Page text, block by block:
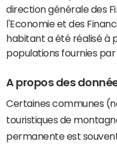
direction générale des
l'Economie et des
habitant a été réalisé à
populations fournies par
A propos des
Certaines communes
touristiques de
permanente est